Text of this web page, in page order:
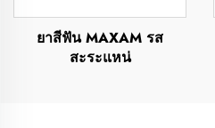
ยาสีฟัน MAXAM รส
สะระแหน่